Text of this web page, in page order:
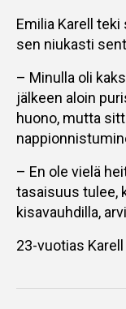
Emilia Karell
sen niukasti
– Minulla oli
jälkeen aloin
huono, mutta
– En ole vielä
tasaisuus tulee,
kisavauhdilla,
23-vuotias